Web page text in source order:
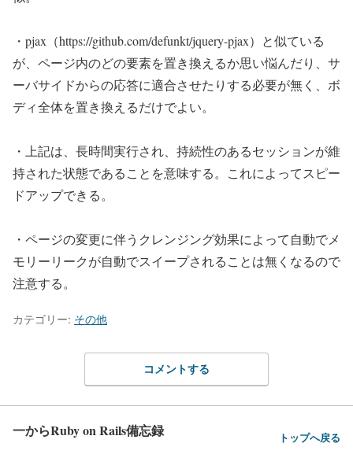
・pjax（https://github.com/defunkt/jquery-pjax）と似ている
が、ページ内のどの要素を置き換えるか思い悩んだり、サ
ーバサイドからの応答に適合させたりする必要が無く、ボ
ディ全体を置き換えるだけでよい。
・上記は、長時間実行され、持続性のあるセッションが維
持された状態であることを意味する。これによってスピー
ドアップできる。
・ページの変更に伴うクレンジング効果によって自動でメ
モリーリークが自動でスイープされることは無くなるので
注意する。
カテゴリー: その他
コメントする
一からRuby on Rails備忘録 トップへ戻る